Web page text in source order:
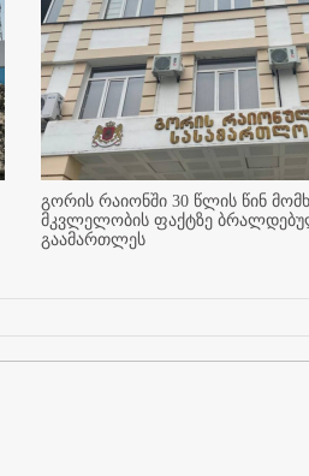
გორის რაიონში 30 წლის წინ
მკვლელობის ფაქტზე
გაამართლეს